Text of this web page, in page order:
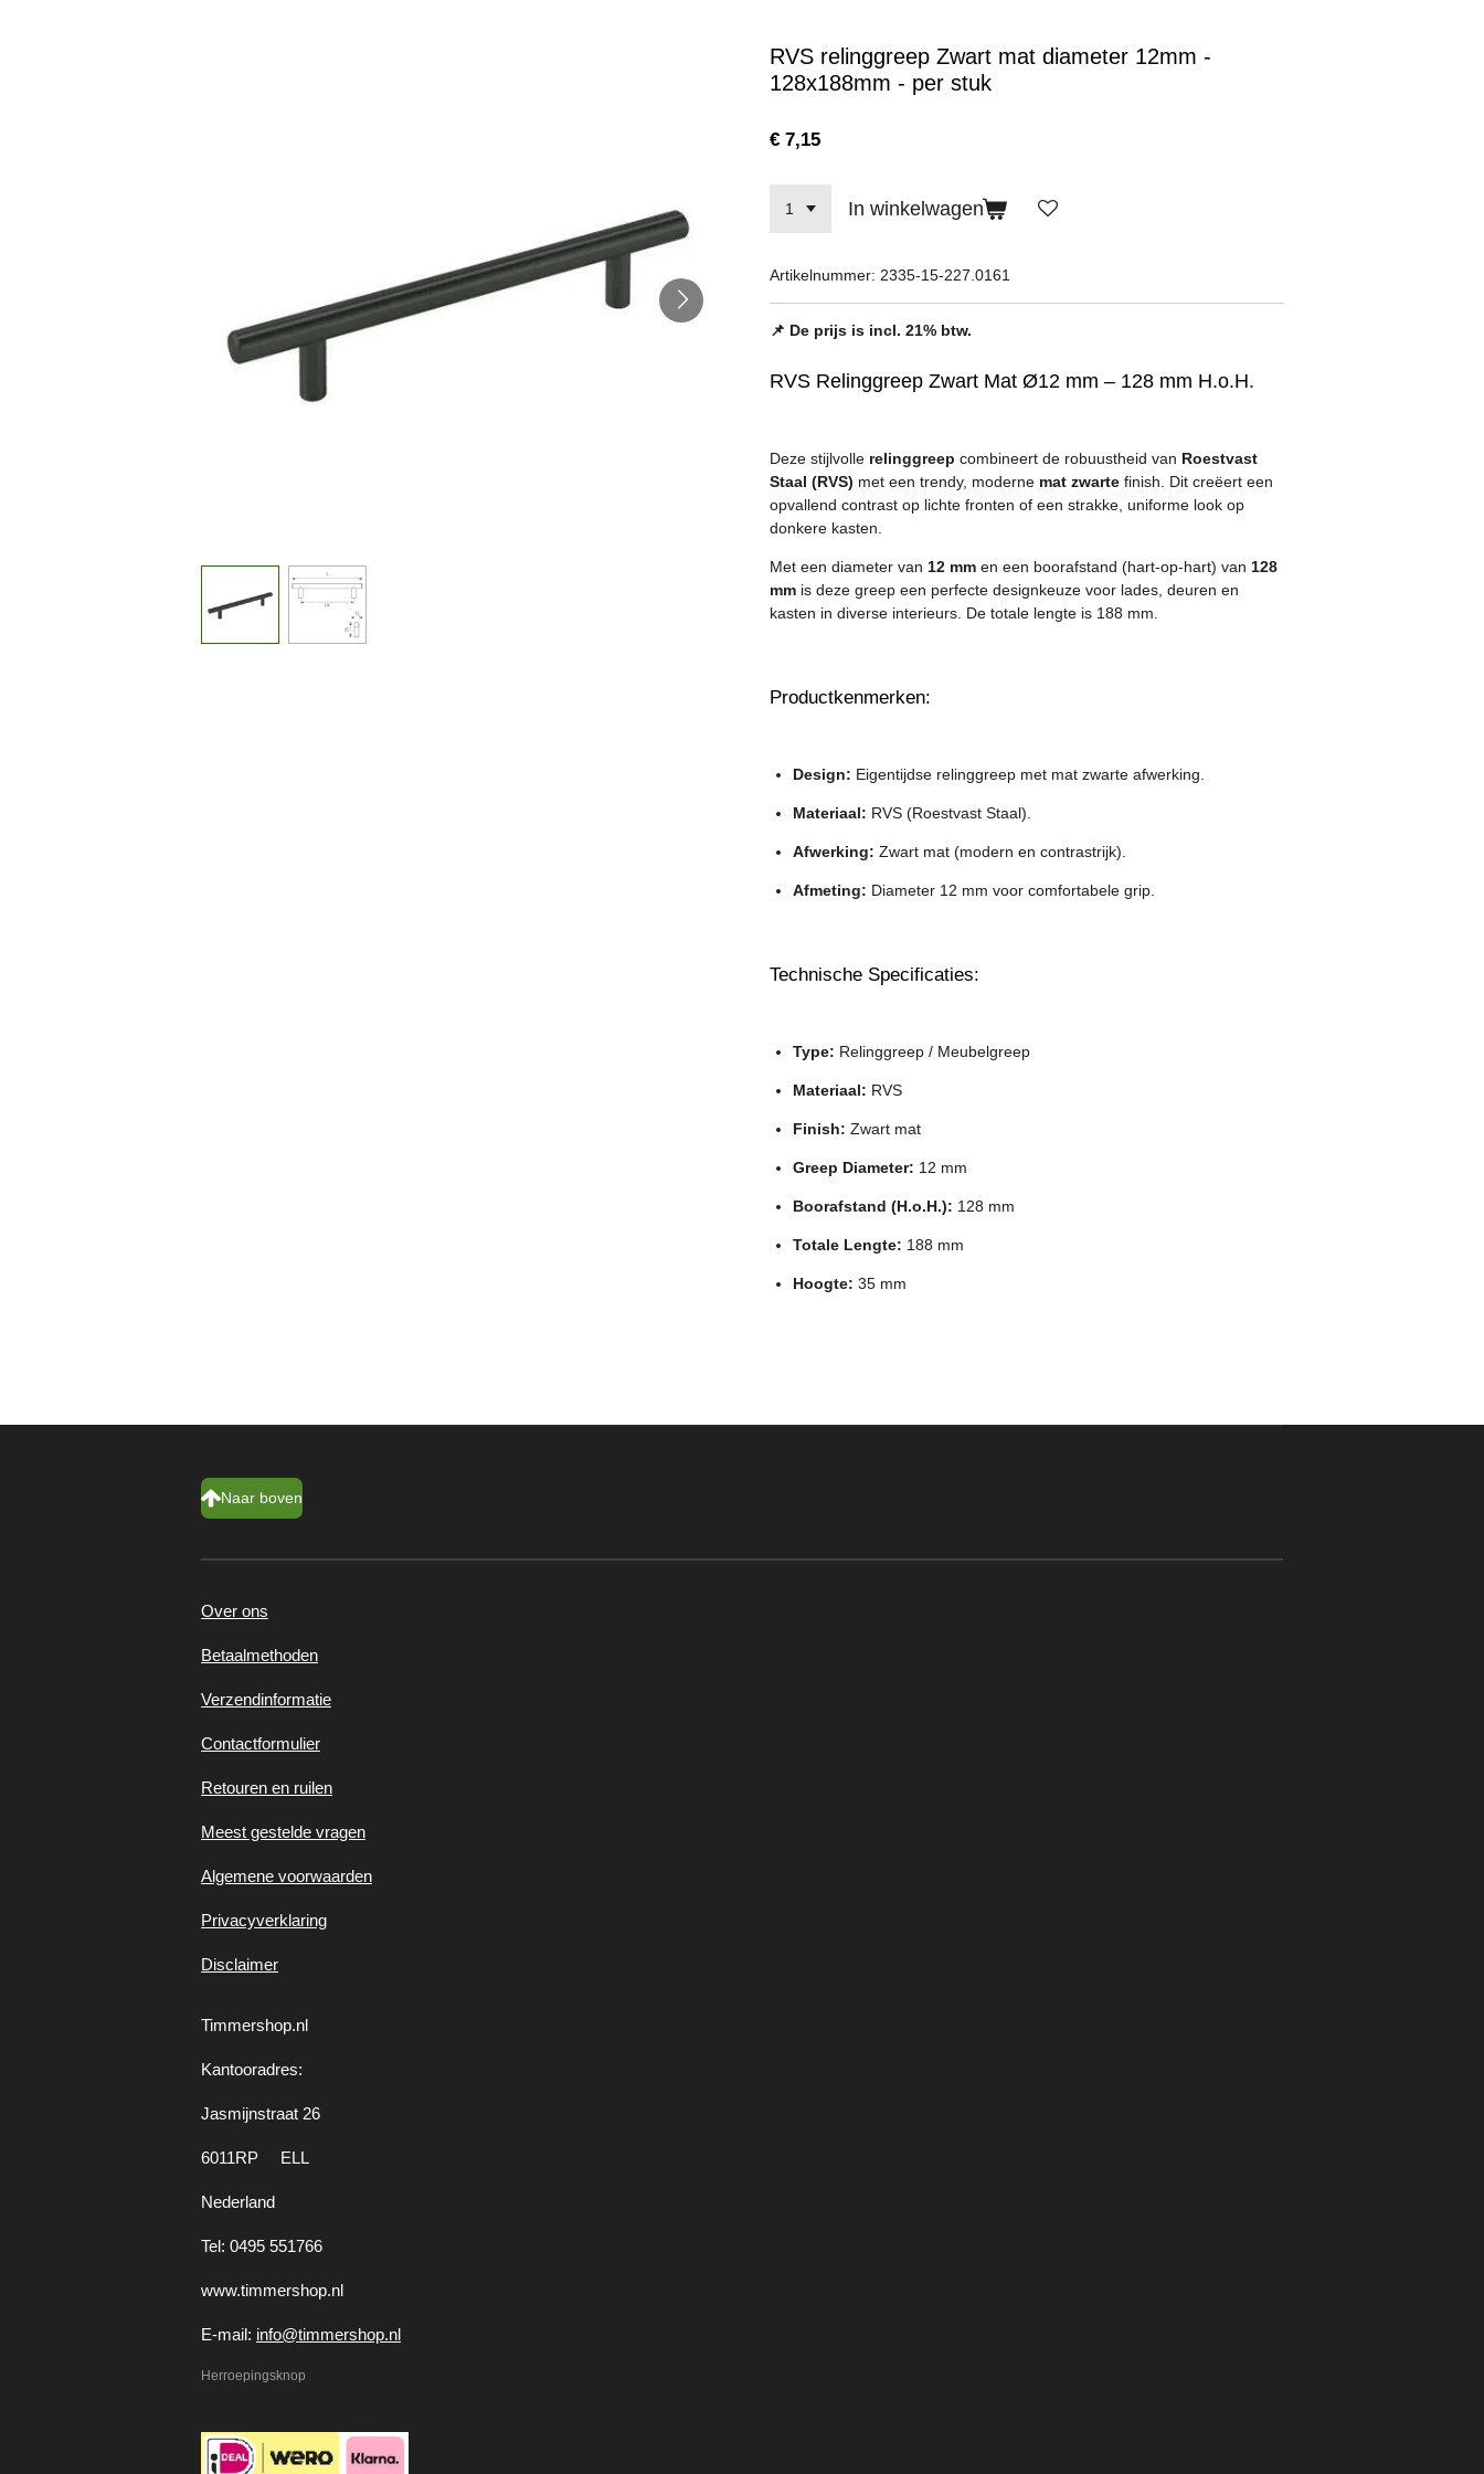
RVS relinggreep Zwart mat diameter 12mm -
128x188mm - per stuk
€ 7,15
In winkelwagen
Artikelnummer: 2335-15-227.0161
📌 De prijs is incl. 21% btw.
RVS Relinggreep Zwart Mat Ø12 mm – 128 mm H.o.H.
Deze stijlvolle relinggreep combineert de robuustheid van Roestvast
Staal (RVS) met een trendy, moderne mat zwarte finish. Dit creëert een
opvallend contrast op lichte fronten of een strakke, uniforme look op
donkere kasten.
Met een diameter van 12 mm en een boorafstand (hart-op-hart) van 128
mm is deze greep een perfecte designkeuze voor lades, deuren en
kasten in diverse interieurs. De totale lengte is 188 mm.
Productkenmerken:
Design: Eigentijdse relinggreep met mat zwarte afwerking.
Materiaal: RVS (Roestvast Staal).
Afwerking: Zwart mat (modern en contrastrijk).
Afmeting: Diameter 12 mm voor comfortabele grip.
Technische Specificaties:
Type: Relinggreep / Meubelgreep
Materiaal: RVS
Finish: Zwart mat
Greep Diameter: 12 mm
Boorafstand (H.o.H.): 128 mm
Totale Lengte: 188 mm
Hoogte: 35 mm
Naar boven
Over ons
Betaalmethoden
Verzendinformatie
Contactformulier
Retouren en ruilen
Meest gestelde vragen
Algemene voorwaarden
Privacyverklaring
Disclaimer
Timmershop.nl
Kantooradres:
Jasmijnstraat 26
6011RP ELL
Nederland
Tel: 0495 551766
www.timmershop.nl
E-mail: info@timmershop.nl
Herroepingsknop